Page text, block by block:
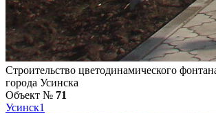
Строительство цветодинамического
города Усинска
Объект № 71
Усинск1